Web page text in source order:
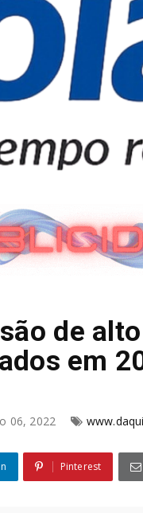
de
em
06, 2022
Pinterest